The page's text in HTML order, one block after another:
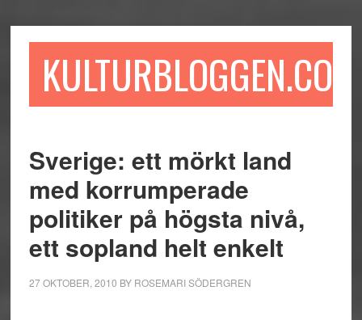
till
till
sidofältet
till
KULTURBLOGGEN.COM
Sverige: ett mörkt land
med korrumperade
politiker på högsta nivå,
ett sopland helt enkelt
27 OKTOBER, 2010 BY ROSEMARI SÖDERGREN